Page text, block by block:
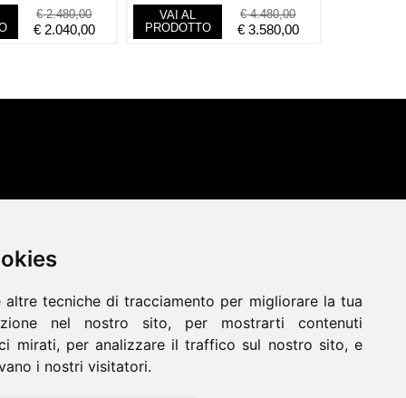
tecniche di tracciamento per migliorare la tua
nel nostro sito, per mostrarti contenuti
mirati, per analizzare il traffico sul nostro sito, e
i nostri visitatori.
tecniche di tracciamento per migliorare la tua
nel nostro sito, per mostrarti contenuti
mirati, per analizzare il traffico sul nostro sito, e
i nostri visitatori.
€ 2.480,00
€ 2.040,00
VAI AL
PRODOTTO
€ 4.480,00
€ 3.580,00
Tavoli Camini Elettrici
Forni
Su Misura Noleggio
Termini e Privacy